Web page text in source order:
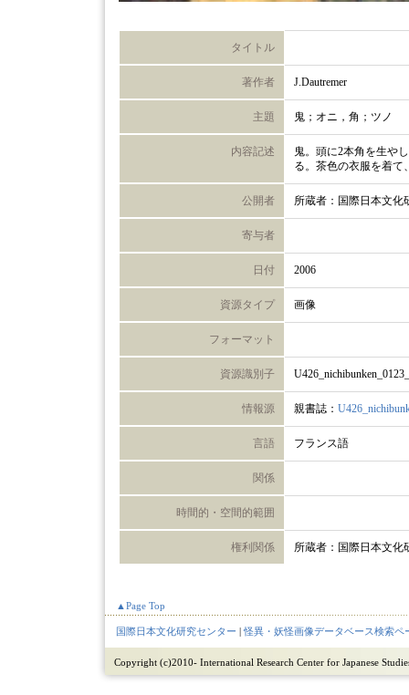
タイトル
著作者 J.Dautremer
主題 鬼；オニ，角；ツノ
内容記述
鬼。頭に2本角を生や
る。茶色の衣服を着て
公開者 所蔵者：国際日本文化
寄与者
日付 2006
資源タイプ 画像
フォーマット
資源識別子
情報源 親書誌：
言語 フランス語
関係
時間的・空間的範囲
権利関係 所蔵者：国際日本文化
▲Page Top
国際日本文化研究センター |怪異・妖怪画像データベース検索ペ
Copyright (c)2010- International Research Center for Japanese